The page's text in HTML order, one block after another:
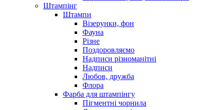
Штампінг
Штампи
Візерунки, фон
Фауна
Різне
Поздоровляємо
Надписи різноманітні
Надписи
Любов, дружба
Флора
Фарба для штампінгу
Пігментні чорнила